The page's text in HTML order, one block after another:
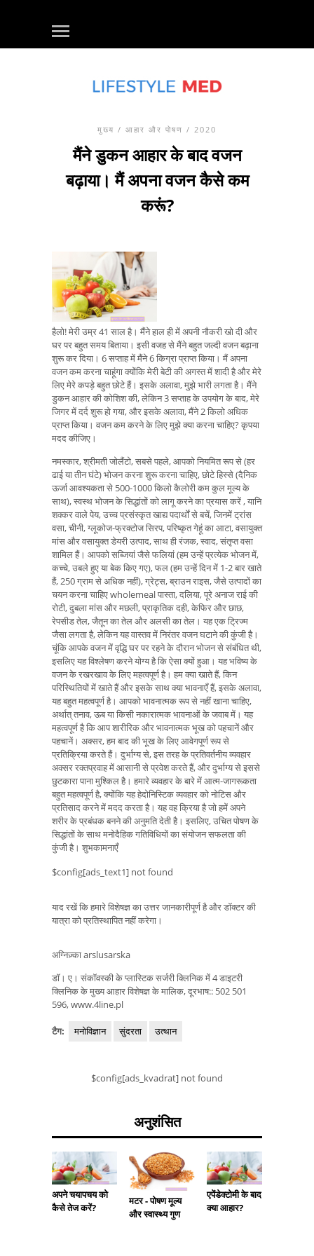
मुख्य / आहार और पोषण / 2020
मैंने डुकन आहार के बाद वजन
बढ़ाया। मैं अपना वजन कैसे कम
करूं?
हैलो! मेरी उम्र 41 साल है। मैंने हाल ही में अपनी नौकरी खो दी और
घर पर बहुत समय बिताया। इसी वजह से मैंने बहुत जल्दी वजन बढ़ाना
शुरू कर दिया। 6 सप्ताह में मैंने 6 किग्रा प्राप्त किया। मैं अपना
वजन कम करना चाहूंगा क्योंकि मेरी बेटी की अगस्त में शादी है और मेरे
लिए मेरे कपड़े बहुत छोटे हैं। इसके अलावा, मुझे भारी लगता है। मैंने
डुकन आहार की कोशिश की, लेकिन 3 सप्ताह के उपयोग के बाद, मेरे
जिगर में दर्द शुरू हो गया, और इसके अलावा, मैंने 2 किलो अधिक
प्राप्त किया। वजन कम करने के लिए मुझे क्या करना चाहिए? कृपया
मदद कीजिए।
नमस्कार, श्रीमती जोलैंटो, सबसे पहले, आपको नियमित रूप से (हर
ढाई या तीन घंटे) भोजन करना शुरू करना चाहिए, छोटे हिस्से (दैनिक
ऊर्जा आवश्यकता से 500-1000 किलो कैलोरी कम कुल मूल्य के
साथ), स्वस्थ भोजन के सिद्धांतों को लागू करने का प्रयास करें , यानि
शक्कर वाले पेय, उच्च प्रसंस्कृत खाद्य पदार्थों से बचें, जिनमें ट्रांस
वसा, चीनी, ग्लूकोज-फ्रक्टोज सिरप, परिष्कृत गेहूं का आटा, वसायुक्त
मांस और वसायुक्त डेयरी उत्पाद, साथ ही रंजक, स्वाद, संतृप्त वसा
शामिल हैं। आपको सब्जियां जैसे फलियां (हम उन्हें प्रत्येक भोजन में,
कच्चे, उबले हुए या बेक किए गए), फल (हम उन्हें दिन में 1-2 बार खाते
हैं, 250 ग्राम से अधिक नहीं), ग्रेट्स, ब्राउन राइस, जैसे उत्पादों का
चयन करना चाहिए wholemeal पास्ता, दलिया, पूरे अनाज राई की
रोटी, दुबला मांस और मछली, प्राकृतिक दही, केफिर और छाछ,
रेपसीड तेल, जैतून का तेल और अलसी का तेल। यह एक ट्रिज्म
जैसा लगता है, लेकिन यह वास्तव में निरंतर वजन घटाने की कुंजी है।
चूंकि आपके वजन में वृद्धि घर पर रहने के दौरान भोजन से संबंधित थी,
इसलिए यह विश्लेषण करने योग्य है कि ऐसा क्यों हुआ। यह भविष्य के
वजन के रखरखाव के लिए महत्वपूर्ण है। हम क्या खाते हैं, किन
परिस्थितियों में खाते हैं और इसके साथ क्या भावनाएँ हैं, इसके अलावा,
यह बहुत महत्वपूर्ण है। आपको भावनात्मक रूप से नहीं खाना चाहिए,
अर्थात् तनाव, ऊब या किसी नकारात्मक भावनाओं के जवाब में। यह
महत्वपूर्ण है कि आप शारीरिक और भावनात्मक भूख को पहचानें और
पहचानें। अक्सर, हम बाद की भूख के लिए आवेगपूर्ण रूप से
प्रतिक्रिया करते हैं। दुर्भाग्य से, इस तरह के प्रतिवर्तनीय व्यवहार
अक्सर रक्तप्रवाह में आसानी से प्रवेश करते हैं, और दुर्भाग्य से इससे
छुटकारा पाना मुश्किल है। हमारे व्यवहार के बारे में आत्म-जागरूकता
बहुत महत्वपूर्ण है, क्योंकि यह हेदोनिस्टिक व्यवहार को नोटिस और
प्रतिसाद करने में मदद करता है। यह वह क्रिया है जो हमें अपने
शरीर के प्रबंधक बनने की अनुमति देती है। इसलिए, उचित पोषण के
सिद्धांतों के साथ मनोदैहिक गतिविधियों का संयोजन सफलता की
कुंजी है। शुभकामनाएँ
$config[ads_text1] not found
याद रखें कि हमारे विशेषज्ञ का उत्तर जानकारीपूर्ण है और डॉक्टर की
यात्रा को प्रतिस्थापित नहीं करेगा।
अग्निज़्का arslusarska
डॉ। ए। संकॉवस्की के प्लास्टिक सर्जरी क्लिनिक में 4 डाइटरी
क्लिनिक के मुख्य आहार विशेषज्ञ के मालिक, दूरभाष:: 502 501
596, www.4line.pl
टैग: मनोविज्ञान सुंदरता उत्थान
$config[ads_kvadrat] not found
अनुशंसित
अपने चयापचय को
कैसे तेज करें?
मटर - पोषण मूल्य
और स्वास्थ्य गुण
एपेंडेक्टोमी के बाद
क्या आहार?